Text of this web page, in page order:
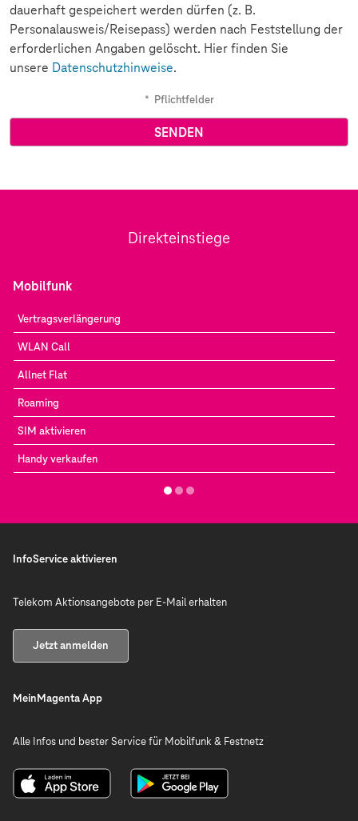
dauerhaft gespeichert werden dürfen (z. B.
Personalausweis/Reisepass) werden nach Feststellung der
erforderlichen Angaben gelöscht. Hier finden Sie
unsere Datenschutzhinweise.
* Pflichtfelder
Direkteinstiege
Mobilfunk
Vertragsverlängerung
WLAN Call
Allnet Flat
Roaming
SIM aktivieren
Handy verkaufen
InfoService aktivieren
Telekom Aktionsangebote per E-Mail erhalten
Jetzt anmelden
MeinMagenta App
Alle Infos und bester Service für Mobilfunk & Festnetz